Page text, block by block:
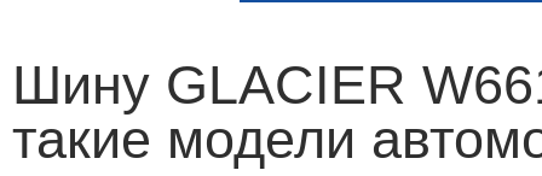
Шину GLACIER
такие модели